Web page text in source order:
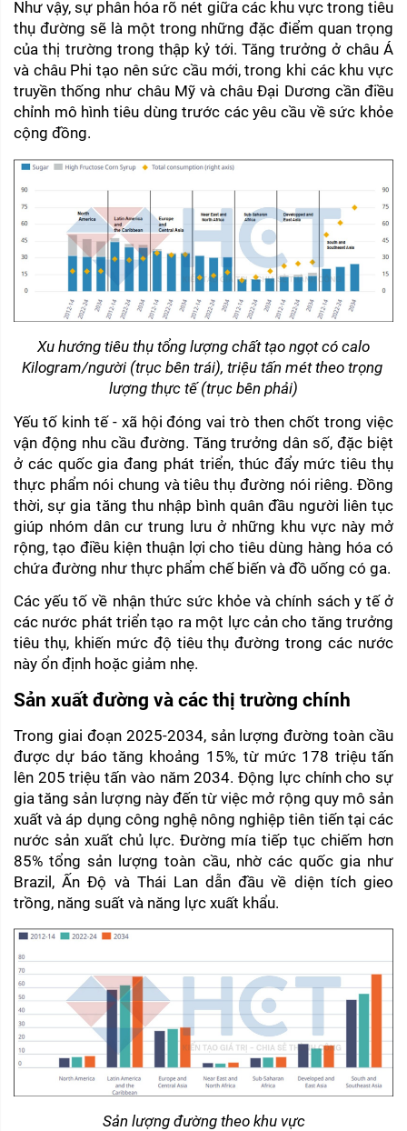
Như vậy, sự phân hóa rõ nét giữa các khu vực trong tiêu
thụ đường sẽ là một trong những đặc điểm quan trọng
của thị trường trong thập kỷ tới. Tăng trưởng ở châu Á
và châu Phi tạo nên sức cầu mới, trong khi các khu vực
truyền thống như châu Mỹ và châu Đại Dương cần điều
chỉnh mô hình tiêu dùng trước các yêu cầu về sức khỏe
cộng đồng.
Xu hướng tiêu thụ tổng lượng chất tạo ngọt có calo
Kilogram/người (trục bên trái), triệu tấn mét theo trọng
lượng thực tế (trục bên phải)
Yếu tố kinh tế - xã hội đóng vai trò then chốt trong việc
vận động nhu cầu đường. Tăng trưởng dân số, đặc biệt
ở các quốc gia đang phát triển, thúc đẩy mức tiêu thụ
thực phẩm nói chung và tiêu thụ đường nói riêng. Đồng
thời, sự gia tăng thu nhập bình quân đầu người liên tục
giúp nhóm dân cư trung lưu ở những khu vực này mở
rộng, tạo điều kiện thuận lợi cho tiêu dùng hàng hóa có
chứa đường như thực phẩm chế biến và đồ uống có ga.
Các yếu tố về nhận thức sức khỏe và chính sách y tế ở
các nước phát triển tạo ra một lực cản cho tăng trưởng
tiêu thụ, khiến mức độ tiêu thụ đường trong các nước
này ổn định hoặc giảm nhẹ.
Sản xuất đường và các thị trường chính
Trong giai đoạn 2025-2034, sản lượng đường toàn cầu
được dự báo tăng khoảng 15%, từ mức 178 triệu tấn
lên 205 triệu tấn vào năm 2034. Động lực chính cho sự
gia tăng sản lượng này đến từ việc mở rộng quy mô sản
xuất và áp dụng công nghệ nông nghiệp tiên tiến tại các
nước sản xuất chủ lực. Đường mía tiếp tục chiếm hơn
85% tổng sản lượng toàn cầu, nhờ các quốc gia như
Brazil, Ấn Độ và Thái Lan dẫn đầu về diện tích gieo
trồng, năng suất và năng lực xuất khẩu.
Sản lượng đường theo khu vực